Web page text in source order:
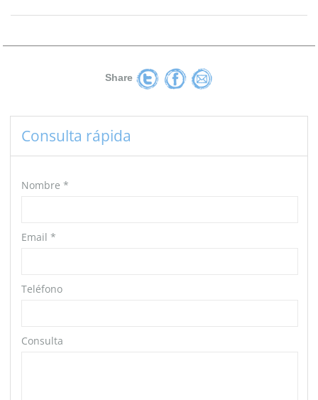
Share
Consulta rápida
Nombre *
Email *
Teléfono
Consulta